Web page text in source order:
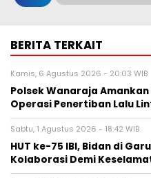
BERITA TERKAIT
Kamis, 6 Agustus 2026 - 20:03 WIB
Polsek Wanaraja
Operasi Penertiban Lalu
Sabtu, 1 Agustus 2026 - 18:42 WIB
HUT ke-75 IBI, Bidan di
Kolaborasi Demi